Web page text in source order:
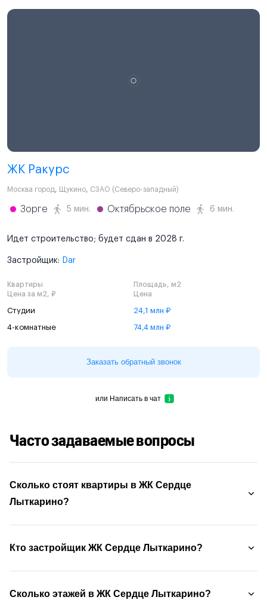
ЖК Ракурс
Москва город, Щукино, СЗАО (Северо-западный)
Зорге 5 мин. Октябрьское поле 6 мин.
Идет строительство; будет сдан в 2028 г.
Застройщик: Dar
Квартиры
Площадь, м2
Цена за м2, ₽
Цена
Студии 24,1 млн ₽
4-комнатные 74,4 млн ₽
Заказать обратный звонок
или Написать в чат
Часто задаваемые вопросы
Сколько стоят квартиры в ЖК Сердце
Лыткарино?
Кто застройщик ЖК Сердце Лыткарино?
Сколько этажей в ЖК Сердце Лыткарино?